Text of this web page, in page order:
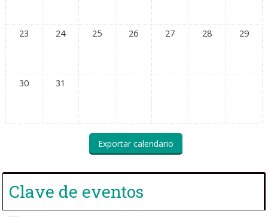
23 24 25 26 27 28 29
30 31
Clave de eventos